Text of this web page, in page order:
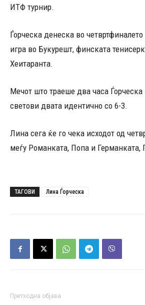
ИТФ турнир.
Ѓорческа денеска во
игра во Букурешт, финската
Хеитаранта.
Мечот што траеше два часа Ѓорческа
светови двата идентично со 6-3.
Лина сега ќе го чека исходот од
меѓу Романката, Попа и Германката,
ТАГОВИ Лина Ѓорческа
Претходна објава